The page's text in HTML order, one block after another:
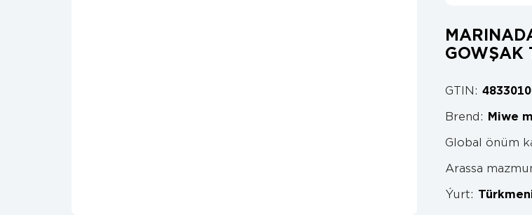
GOWŞAK
GTIN:
Brend: Miwe
Global önüm
Arassa
Ýurt: